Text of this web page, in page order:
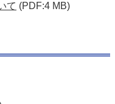
て (PDF:4 MB)